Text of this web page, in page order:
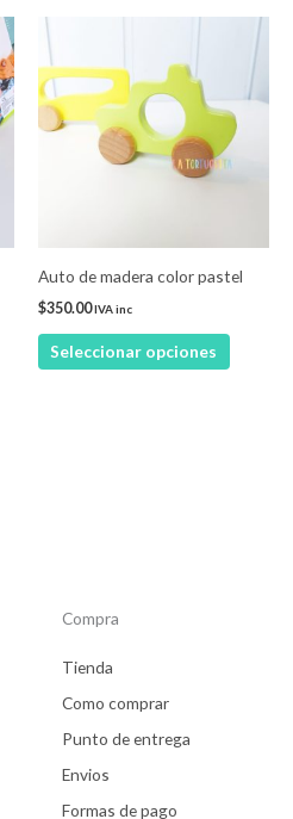
Auto de madera color pastel
$350.00IVA inc
Seleccionar opciones
Este
tiene
pueden
Compra
Tienda
Como comprar
Punto de entrega
Envios
Formas de pago